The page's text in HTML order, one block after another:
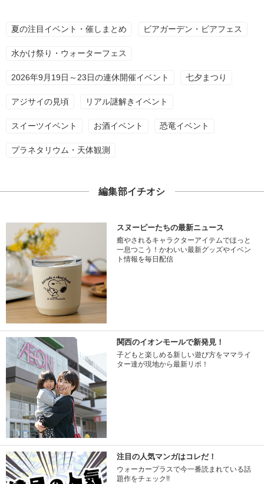
夏の注目イベント・催しまとめ ビアガーデン・ビアフェス
水かけ祭り・ウォーターフェス
2026年9月19日～23日の連休開催イベント 七夕まつり
アジサイの見頃 リアル謎解きイベント
スイーツイベント お酒イベント 恐竜イベント
プラネタリウム・天体観測
編集部イチオシ
スヌーピーたちの最新ニュース
癒やされるキャラクターアイテムでほっと
一息つこう！かわいい最新グッズやイベン
ト情報を毎日配信
関西のイオンモールで新発見！
子どもと楽しめる新しい遊び方をママライ
ター達が現地から最新リポ！
注目の人気マンガはコレだ！
ウォーカープラスで今一番読まれている話
題作をチェック!!